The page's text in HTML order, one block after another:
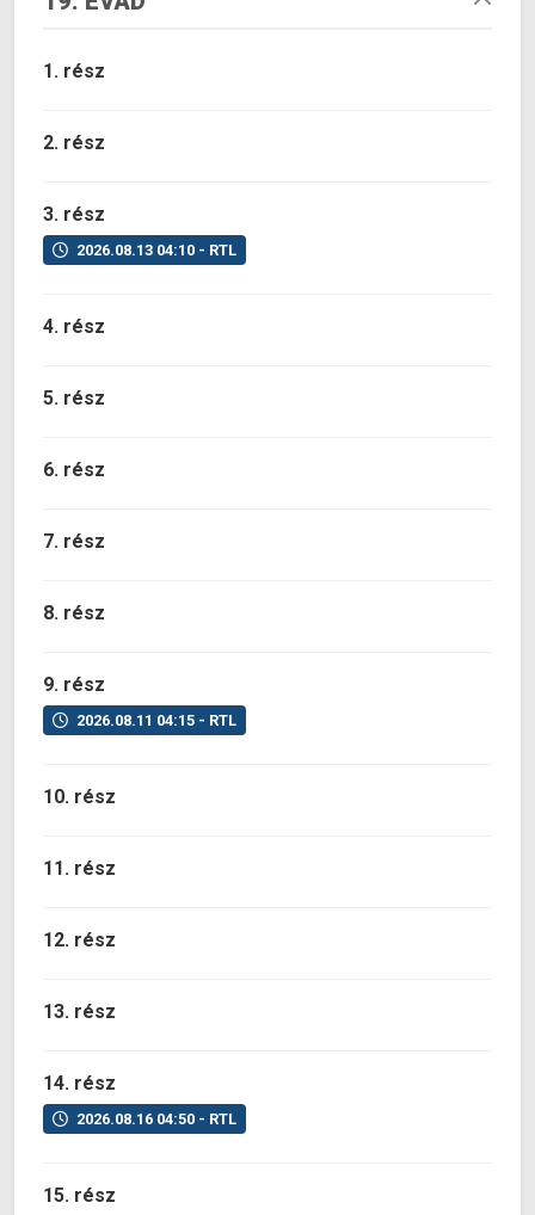
1. rész
2. rész
3. rész
2026.08.13 04:10 - RTL
4. rész
5. rész
6. rész
7. rész
8. rész
9. rész
2026.08.11 04:15 - RTL
10. rész
11. rész
12. rész
13. rész
14. rész
2026.08.16 04:50 - RTL
15. rész